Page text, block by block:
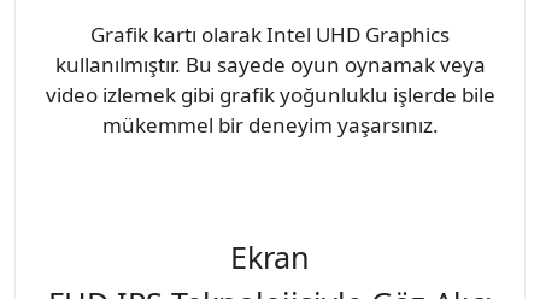
Grafik kartı olarak Intel UHD Graphics
kullanılmıştır. Bu sayede oyun oynamak veya
video izlemek gibi grafik yoğunluklu işlerde bile
mükemmel bir deneyim yaşarsınız.
Ekran